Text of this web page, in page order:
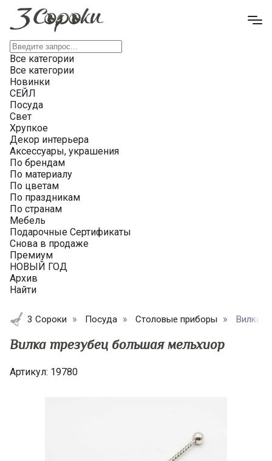
Все категории
Все категории
Новинки
СЕЙЛ
Посуда
Свет
Хрупкое
Декор интерьера
Аксессуары, украшения
По брендам
По материалу
По цветам
По праздникам
По странам
Мебель
Подарочные Сертификаты
Снова в продаже
Премиум
НОВЫЙ ГОД
Архив
Найти
3 Сороки Посуда Столовые приборы Вилка
Вилка трезубец большая мельхиор
Артикул: 19780